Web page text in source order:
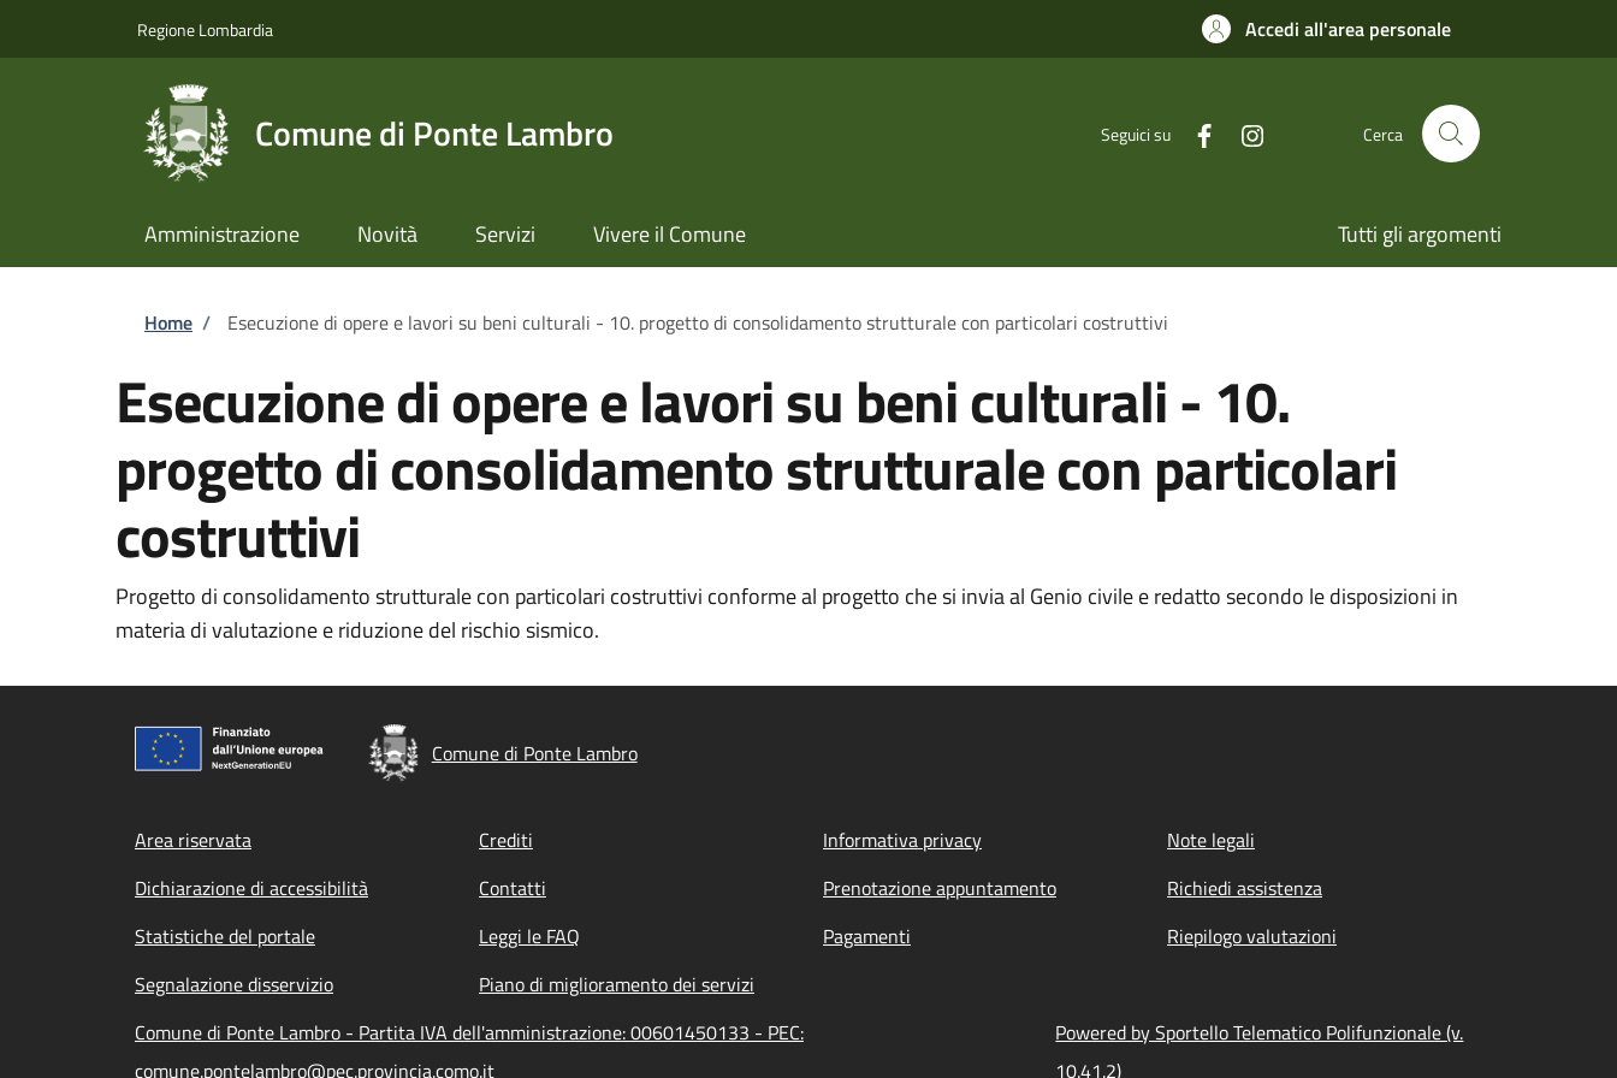
Regione Lombardia Accedi all'area personale
Comune di Ponte Lambro Seguici su Cerca
Amministrazione Novità Servizi Vivere il Comune Tutti gli argomenti
Briciole di pane
Home / Esecuzione di opere e lavori su beni culturali - 10. progetto di consolidamento strutturale con particolari costruttivi
Esecuzione di opere e lavori su beni culturali - 10.
progetto di consolidamento strutturale con particolari
costruttivi
Progetto di consolidamento strutturale con particolari costruttivi conforme al progetto che si invia al Genio civile e redatto secondo le disposizioni in
materia di valutazione e riduzione del rischio sismico.
Comune di Ponte Lambro
Footer menu
Area riservata Crediti Informativa privacy
Note legali
Dichiarazione di accessibilità
Contatti Prenotazione appuntamento
Richiedi assistenza
Statistiche del portale
Leggi le FAQ Pagamenti
Riepilogo valutazioni
Segnalazione disservizio
Piano di miglioramento dei servizi
Comune di Ponte Lambro - Partita IVA dell'amministrazione: 00601450133 - PEC:
comune.pontelambro@pec.provincia.como.it
Powered by Sportello Telematico Polifunzionale (v.
10.41.2)